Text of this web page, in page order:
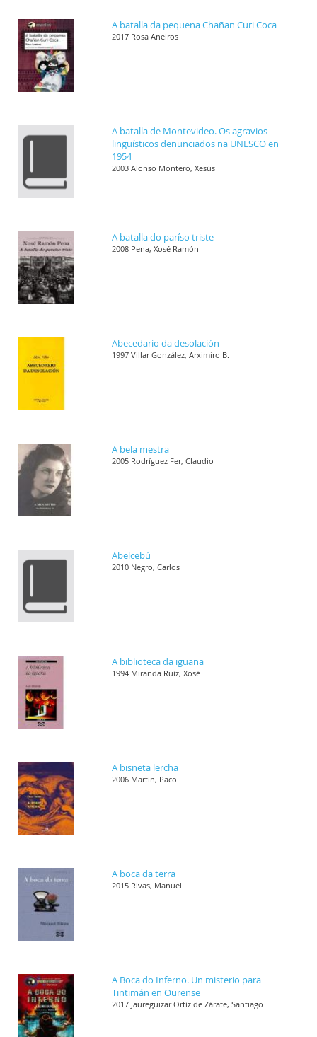
A batalla da pequena Chañan Curi Coca
2017 Rosa Aneiros
A batalla de Montevideo. Os agravios
lingüísticos denunciados na UNESCO en
1954
2003 Alonso Montero, Xesús
A batalla do paríso triste
2008 Pena, Xosé Ramón
Abecedario da desolación
1997 Villar González, Arximiro B.
A bela mestra
2005 Rodríguez Fer, Claudio
Abelcebú
2010 Negro, Carlos
A biblioteca da iguana
1994 Miranda Ruíz, Xosé
A bisneta lercha
2006 Martín, Paco
A boca da terra
2015 Rivas, Manuel
A Boca do Inferno. Un misterio para
Tintimán en Ourense
2017 Jaureguizar Ortíz de Zárate, Santiago